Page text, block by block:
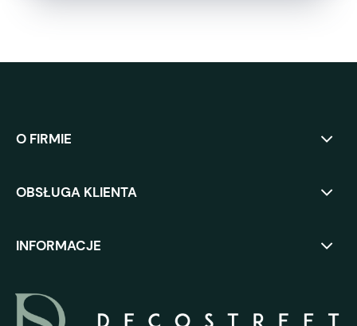
O FIRMIE
OBSŁUGA KLIENTA
INFORMACJE